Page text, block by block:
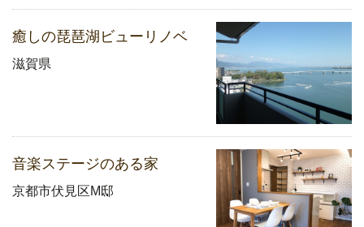
癒しの琵琶湖ビューリノベ
滋賀県
音楽ステージのある家
京都市伏見区M邸